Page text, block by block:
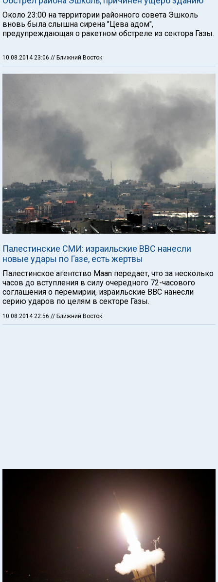
Около 23:00 на территории районного совета Эшколь
вновь была слышна сирена "Цева адом",
предупреждающая о ракетном обстреле из сектора Газы.
10.08.2014 23:06 // Ближний Восток
Палестинские СМИ: израильские ВВС нанесли
новые удары по Газе, есть жертвы
Палестинское агентство Maan передает, что за несколько
часов до вступления в силу очередного 72-часового
соглашения о перемирии, израильские ВВС нанесли
серию ударов по целям в секторе Газы.
10.08.2014 22:56 // Ближний Восток